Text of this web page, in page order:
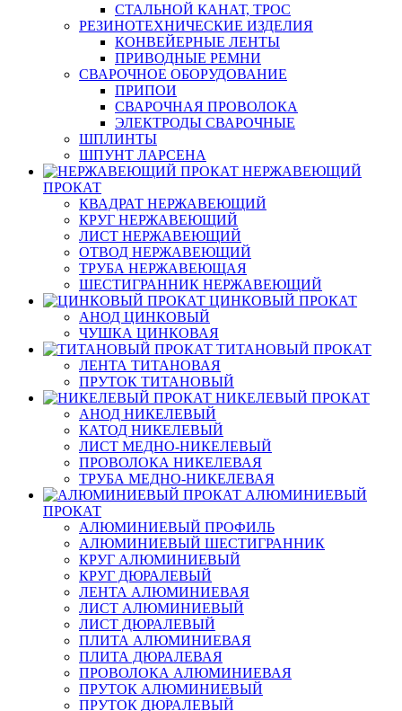
СТАЛЬНОЙ КАНАТ, ТРОС
РЕЗИНОТЕХНИЧЕСКИЕ ИЗДЕЛИЯ
КОНВЕЙЕРНЫЕ ЛЕНТЫ
ПРИВОДНЫЕ РЕМНИ
СВАРОЧНОЕ ОБОРУДОВАНИЕ
ПРИПОИ
СВАРОЧНАЯ ПРОВОЛОКА
ЭЛЕКТРОДЫ СВАРОЧНЫЕ
ШПЛИНТЫ
ШПУНТ ЛАРСЕНА
НЕРЖАВЕЮЩИЙ
ПРОКАТ
КВАДРАТ НЕРЖАВЕЮЩИЙ
КРУГ НЕРЖАВЕЮЩИЙ
ЛИСТ НЕРЖАВЕЮЩИЙ
ОТВОД НЕРЖАВЕЮЩИЙ
ТРУБА НЕРЖАВЕЮЩАЯ
ШЕСТИГРАННИК НЕРЖАВЕЮЩИЙ
ЦИНКОВЫЙ ПРОКАТ
АНОД ЦИНКОВЫЙ
ЧУШКА ЦИНКОВАЯ
ТИТАНОВЫЙ ПРОКАТ
ЛЕНТА ТИТАНОВАЯ
ПРУТОК ТИТАНОВЫЙ
НИКЕЛЕВЫЙ ПРОКАТ
АНОД НИКЕЛЕВЫЙ
КАТОД НИКЕЛЕВЫЙ
ЛИСТ МЕДНО-НИКЕЛЕВЫЙ
ПРОВОЛОКА НИКЕЛЕВАЯ
ТРУБА МЕДНО-НИКЕЛЕВАЯ
АЛЮМИНИЕВЫЙ
ПРОКАТ
АЛЮМИНИЕВЫЙ ПРОФИЛЬ
АЛЮМИНИЕВЫЙ ШЕСТИГРАННИК
КРУГ АЛЮМИНИЕВЫЙ
КРУГ ДЮРАЛЕВЫЙ
ЛЕНТА АЛЮМИНИЕВАЯ
ЛИСТ АЛЮМИНИЕВЫЙ
ЛИСТ ДЮРАЛЕВЫЙ
ПЛИТА АЛЮМИНИЕВАЯ
ПЛИТА ДЮРАЛЕВАЯ
ПРОВОЛОКА АЛЮМИНИЕВАЯ
ПРУТОК АЛЮМИНИЕВЫЙ
ПРУТОК ДЮРАЛЕВЫЙ